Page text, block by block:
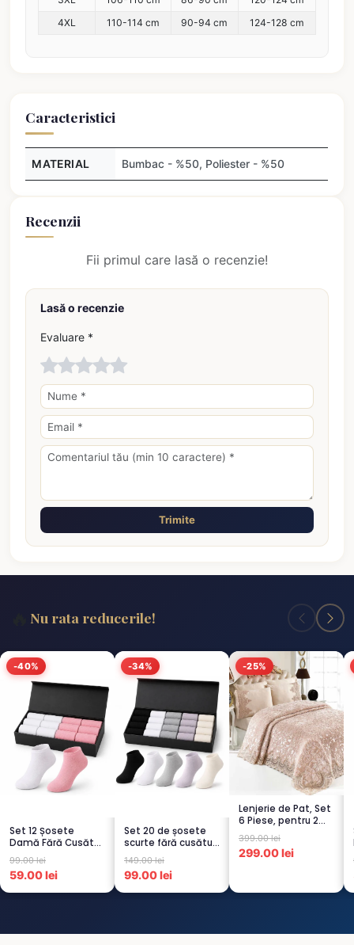
4XL
110-114 cm 90-94 cm 124-128 cm
Caracteristici
MATERIAL Bumbac - %50, Poliester - %50
Recenzii
Fii primul care lasă o recenzie!
Lasă o recenzie
Evaluare *
Trimite
Nu rata reducerile!
-40%
Set 12 Șosete
Damă Fără Cusături
– 6 Albe + 6 Roz –
Scu...
99.00 lei
59.00 lei
-34%
Set 20 de șosete
scurte fără cusături
pentru femei – 5...
149.00 lei
99.00 lei
-25%
Lenjerie de Pat, Set
6 Piese, pentru 2
persoana, CAPUCI...
399.00 lei
299.00 lei